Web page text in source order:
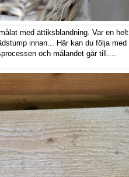
med ättiksblandning. Var en helt
innan... Här kan du följa med
och målandet går till....